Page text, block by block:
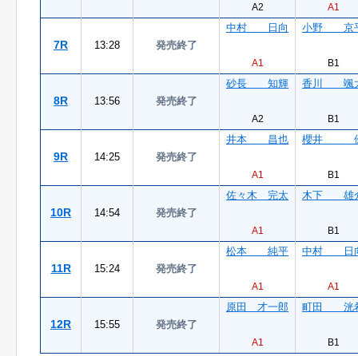
A2 A1
7R 13:28 発売終了
中村 日向
A1
小野 京
B1
8R 13:56 発売終了
砂長 知輝
A2
香川 颯
B1
9R 14:25 発売終了
井本 昌也
A1
櫻井
B1
10R 14:54 発売終了
佐々木 完太
A1
木下 雄
B1
11R 15:24 発売終了
松本 純平
A1
中村 日
A1
12R 15:55 発売終了
原田 才一郎
A1
町田 洸
B1